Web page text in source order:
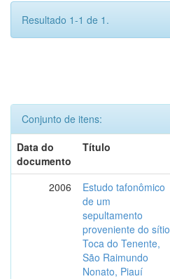
Resultado 1-1 de 1.
Conjunto de itens:
Data do
documento
Título
2006
Estudo tafonômico
de um
sepultamento
proveniente do sítio
Toca do Tenente,
São Raimundo
Nonato, Piauí